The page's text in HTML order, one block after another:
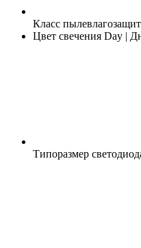
Класс
Цвет свечения Day |
Типоразмер